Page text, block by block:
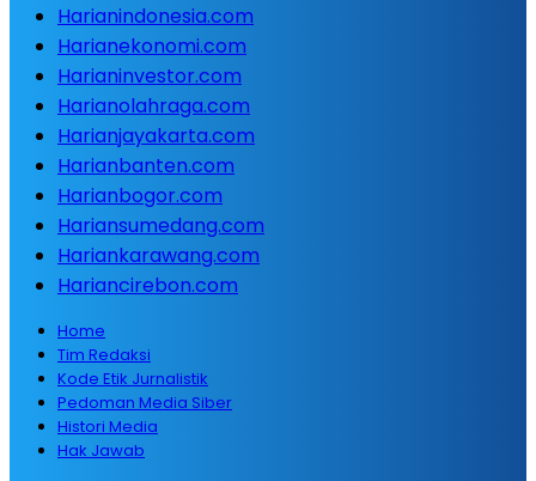
Harianindonesia.com
Harianekonomi.com
Harianinvestor.com
Harianolahraga.com
Harianjayakarta.com
Harianbanten.com
Harianbogor.com
Hariansumedang.com
Hariankarawang.com
Hariancirebon.com
Home
Tim Redaksi
Kode Etik Jurnalistik
Pedoman Media Siber
Histori Media
Hak Jawab